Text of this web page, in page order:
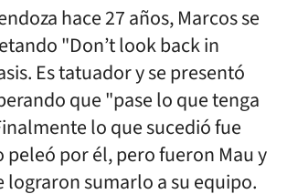
hace 27 años, Marcos se
"Don’t look back in
Es tatuador y se presentó
que "pase lo que tenga
lo que sucedió fue
peleó por él, pero fueron Mau y
lograron sumarlo a su equipo.